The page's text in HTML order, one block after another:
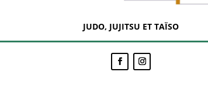
JUDO, JUJITSU ET TAÏSO